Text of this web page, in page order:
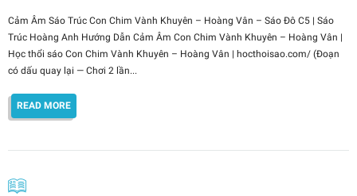
Cảm Âm Sáo Trúc Con Chim Vành Khuyên – Hoàng Vân – Sáo Đô C5 | Sáo
Trúc Hoàng Anh Hướng Dẫn Cảm Âm Con Chim Vành Khuyên – Hoàng Vân |
Học thổi sáo Con Chim Vành Khuyên – Hoàng Vân | hocthoisao.com/ (Đoạn
có dấu quay lại — Chơi 2 lần...
READ MORE